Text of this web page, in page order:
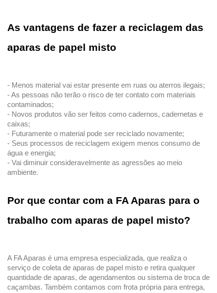
As vantagens de fazer a reciclagem das
aparas de papel misto
- Menos material vai estar presente em ruas ou aterros ilegais;
- As pessoas não terão o risco de ter contato com materiais
contaminados;
- Novos produtos vão ser feitos como cadernos, cadernetas e
caixas;
- Futuramente o material pode ser reciclado novamente;
- Seus processos de reciclagem exigem menos consumo de
água e energia;
- Vai diminuir consideravelmente as agressões ao meio
ambiente.
Por que contar com a FA Aparas para o
trabalho com aparas de papel misto?
A FA Aparas é uma empresa especializada, que realiza o
serviço de coleta de aparas de papel misto e retira qualquer
quantidade de aparas, de agendamentos ou sistema de troca de
caçambas. Também contamos com frota própria para entrega,